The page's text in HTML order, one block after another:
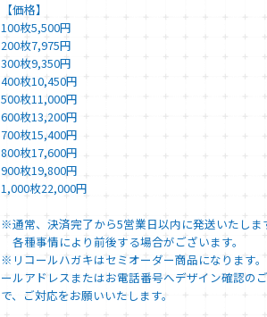
【価格】
100枚5,500円
200枚7,975円
300枚9,350円
400枚10,450円
500枚11,000円
600枚13,200円
700枚15,400円
800枚17,600円
900枚19,800円
1,000枚22,000円
※通常、決済完了から5営業日以内に発送いたしま
各種事情により前後する場合がございます。
※リコールハガキはセミオーダー商品になります
ールアドレスまたはお電話番号へデザイン確認の
で、ご対応をお願いいたします。